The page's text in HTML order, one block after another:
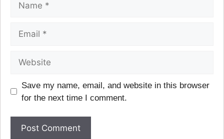
Save my name, email, and website in this browser
for the next time I comment.